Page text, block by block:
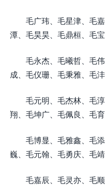
毛广玮、毛星津、毛
潭、毛昊昊、毛鼎桓、毛宝
毛永杰、毛曦哲、毛
成、毛仪珊、毛秉雅、毛沣
毛元明、毛杰林、毛
翔、毛坤广、毛佩良、毛育
毛博显、毛雅鑫、毛
巍、毛元翰、毛勇庆、毛靖
毛嘉辰、毛灵亦、毛